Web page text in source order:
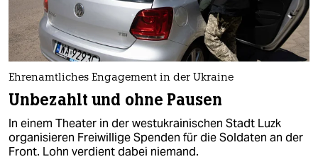
Ehrenamtliches Engagement in der Ukraine
Unbezahlt und ohne Pausen
In einem Theater in der westukrainischen Stadt Luzk
organisieren Freiwillige Spenden für die Soldaten an der
Front. Lohn verdient dabei niemand.